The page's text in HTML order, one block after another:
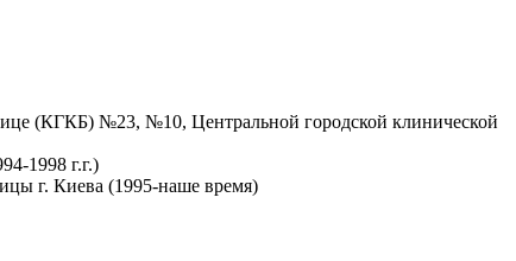
(КГКБ) №23, №10, Центральной городской клинической
1998 г.г.)
г. Киева (1995-наше время)